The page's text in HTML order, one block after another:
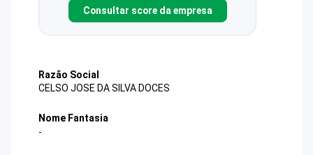
Consultar score da empresa
Razão Social
CELSO JOSE DA SILVA DOCES
Nome Fantasia
-